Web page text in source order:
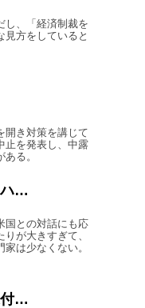
し、「経済制裁を
見方をしていると
開き対策を講じて
止を発表し、中露
る。
ハ…
国との対話にも応
が大きすぎて、
は少なくない。
付…